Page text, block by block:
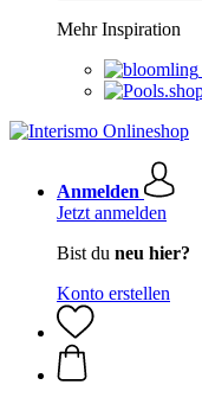
Mehr Inspiration
Anmelden
Jetzt anmelden
Bist du neu hier?
Konto erstellen